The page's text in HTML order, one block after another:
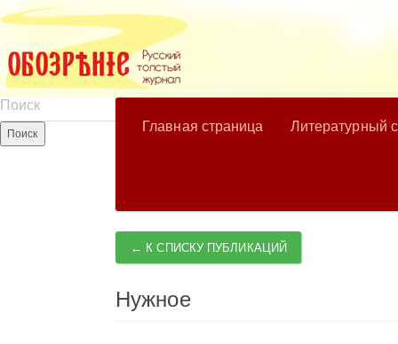
Главная страница Литературный
← К СПИСКУ ПУБЛИКАЦИЙ
Нужное